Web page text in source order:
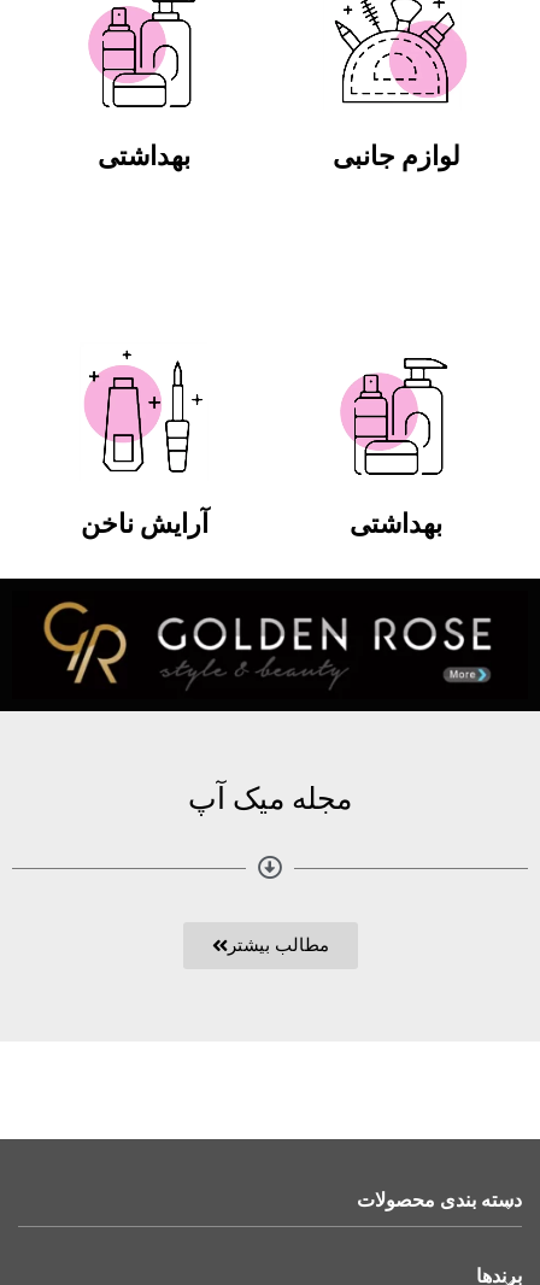
لوازم جانبی بهداشتی
بهداشتی آرایش ناخن
مجله میک آپ
مطالب بیشتر
دسته بندی محصولات
برندها